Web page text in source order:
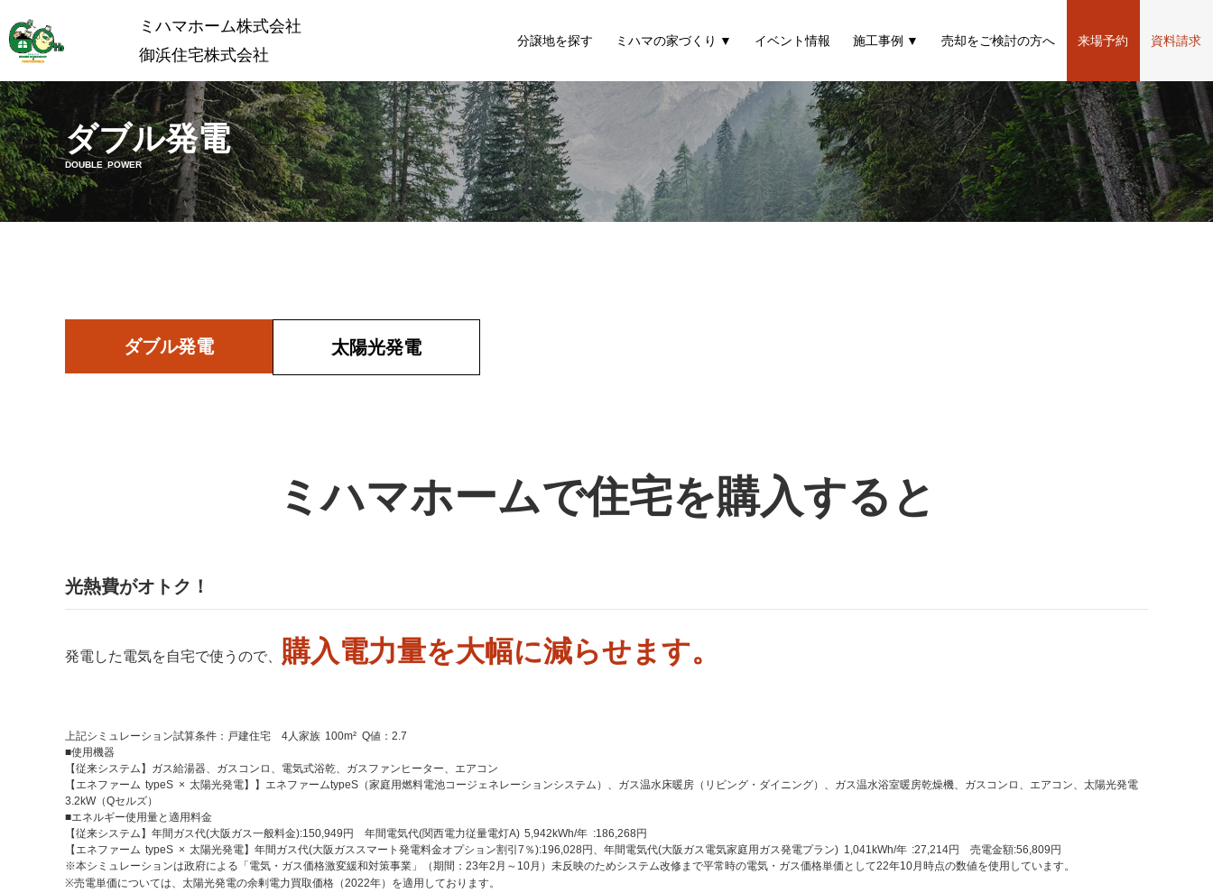
ミハマホーム株式会社
御浜住宅株式会社
分譲地を探す ミハマの家づくり イベント情報 施工事例 売却をご検討の方へ 来場予約 資料請求
ダブル発電
DOUBLE POWER
ダブル発電 太陽光発電
ミハマホームで住宅を購入すると
光熱費がオトク！
発電した電気を自宅で使うので、 購入電力量を大幅に減らせます。
上記シミュレーション試算条件：戸建住宅 4人家族 100m² Q値：2.7
■使用機器
【従来システム】ガス給湯器、ガスコンロ、電気式浴乾、ガスファンヒーター、エアコン
【エネファーム typeS × 太陽光発電】】エネファームtypeS（家庭用燃料電池コージェネレーションシステム）、ガス温水床暖房（リビング・ダイニング）、ガス温水浴室暖房乾燥機、ガスコンロ、エアコン、太陽光発電
3.2kW（Qセルズ）
■エネルギー使用量と適用料金
【従来システム】年間ガス代(大阪ガス一般料金):150,949円 年間電気代(関西電力従量電灯A) 5,942kWh/年 :186,268円
【エネファーム typeS × 太陽光発電】年間ガス代(大阪ガススマート発電料金オプション割引7％):196,028円、年間電気代(大阪ガス電気家庭用ガス発電プラン) 1,041kWh/年 :27,214円 売電金額:56,809円
※本シミュレーションは政府による「電気・ガス価格激変緩和対策事業」（期間：23年2月～10月）未反映のためシステム改修まで平常時の電気・ガス価格単価として22年10月時点の数値を使用しています。
※売電単価については、太陽光発電の余剰電力買取価格（2022年）を適用しております。